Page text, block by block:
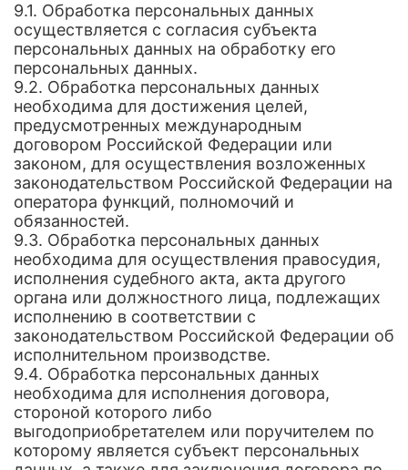
9.1. Обработка персональных данных
осуществляется с согласия субъекта
персональных данных на обработку его
персональных данных.
9.2. Обработка персональных данных
необходима для достижения целей,
предусмотренных международным
договором Российской Федерации или
законом, для осуществления возложенных
законодательством Российской Федерации на
оператора функций, полномочий и
обязанностей.
9.3. Обработка персональных данных
необходима для осуществления правосудия,
исполнения судебного акта, акта другого
органа или должностного лица, подлежащих
исполнению в соответствии с
законодательством Российской Федерации об
исполнительном производстве.
9.4. Обработка персональных данных
необходима для исполнения договора,
стороной которого либо
выгодоприобретателем или поручителем по
которому является субъект персональных